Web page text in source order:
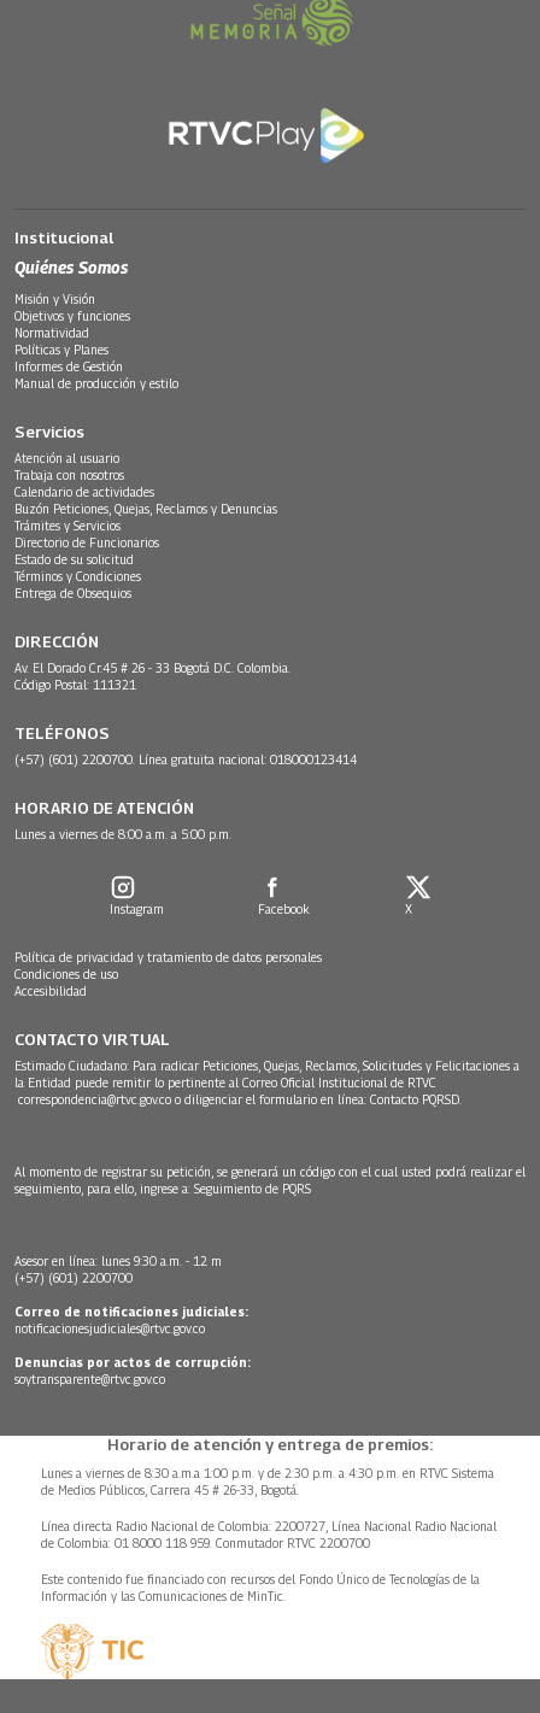
Institucional
Quiénes Somos
Misión y Visión
Objetivos y funciones
Normatividad
Políticas y Planes
Informes de Gestión
Manual de producción y estilo
Servicios
Atención al usuario
Trabaja con nosotros
Calendario de actividades
Buzón Peticiones, Quejas, Reclamos y Denuncias
Trámites y Servicios
Directorio de Funcionarios
Estado de su solicitud
Términos y Condiciones
Entrega de Obsequios
DIRECCIÓN
Av. El Dorado Cr.45 # 26 - 33 Bogotá D.C. Colombia.
Código Postal: 111321
TELÉFONOS
(+57) (601) 2200700. Línea gratuita nacional: 018000123414
HORARIO DE ATENCIÓN
Lunes a viernes de 8:00 a.m. a 5:00 p.m.
Instagram Facebook X
Política de privacidad y tratamiento de datos personales
Condiciones de uso
Accesibilidad
CONTACTO VIRTUAL
Estimado Ciudadano: Para radicar Peticiones, Quejas, Reclamos, Solicitudes y Felicitaciones a
la Entidad puede remitir lo pertinente al Correo Oficial Institucional de RTVC
correspondencia@rtvc.gov.co o diligenciar el formulario en línea: Contacto PQRSD.
Al momento de registrar su petición, se generará un código con el cual usted podrá realizar el
seguimiento, para ello, ingrese a: Seguimiento de PQRS
Asesor en línea: lunes 9:30 a.m. - 12 m
(+57) (601) 2200700
Correo de notificaciones judiciales:
notificacionesjudiciales@rtvc.gov.co
Denuncias por actos de corrupción:
soytransparente@rtvc.gov.co
Horario de atención y entrega de premios:
Lunes a viernes de 8:30 a.m.a 1:00 p.m. y de 2:30 p.m. a 4:30 p.m. en RTVC Sistema
de Medios Públicos, Carrera 45 # 26-33, Bogotá.
Línea directa Radio Nacional de Colombia: 2200727, Línea Nacional Radio Nacional
de Colombia: 01 8000 118 959. Conmutador RTVC 2200700
Este contenido fue financiado con recursos del Fondo Único de Tecnologías de la
Información y las Comunicaciones de MinTic.